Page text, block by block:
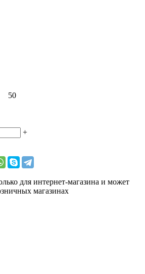
50
+
для интернет-магазина и может
магазинах